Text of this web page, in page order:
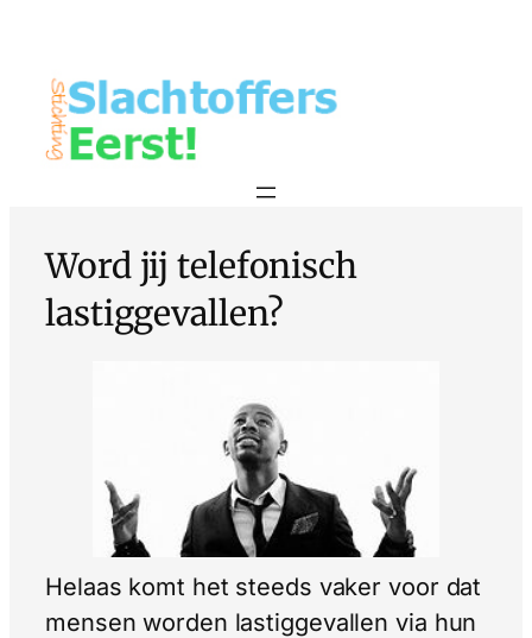
Word jij telefonisch
lastiggevallen?
Helaas komt het steeds vaker voor dat
mensen worden lastiggevallen via hun